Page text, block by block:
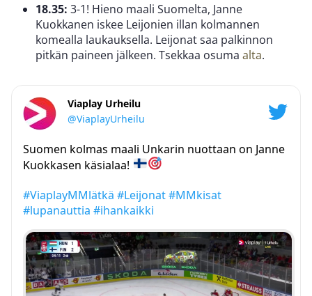
18.35: 3-1! Hieno maali Suomelta, Janne
Kuokkanen iskee Leijonien illan kolmannen
komealla laukauksella. Leijonat saa palkinnon
pitkän paineen jälkeen. Tsekkaa osuma alta.
Viaplay Urheilu
@ViaplayUrheilu
Suomen kolmas maali Unkarin nuottaan on Janne
Kuokkasen käsialaa!
#ViaplayMMlätkä #Leijonat#MMkisat
#lupanauttia #ihankaikki